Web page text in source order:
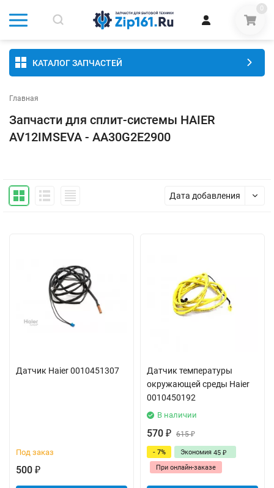
0
КАТАЛОГ ЗАПЧАСТЕЙ
Главная
Запчасти для сплит-системы HAIER
AV12IMSEVA - AA30G2E2900
Дата добавления
Датчик Haier 0010451307
Под заказ
500 ₽
Датчик температуры
окружающей среды Haier
0010450192
В наличии
570 ₽ 615₽
- 7% Экономия 45 ₽
При онлайн-заказе